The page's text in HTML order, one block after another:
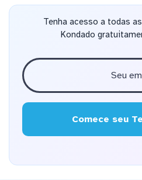
Tenha acesso a todas
Kondado
Comece seu